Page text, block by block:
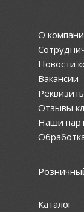
О
Новости
Вакансии
Отзывы
Наши
Каталог